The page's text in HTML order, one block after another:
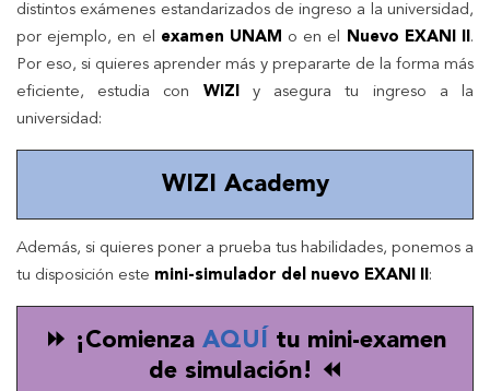
distintos exámenes estandarizados de ingreso a la universidad,
por ejemplo, en el examen UNAM o en el Nuevo EXANI II .
Por eso, si quieres aprender más y prepararte de la forma más
eficiente, estudia con WIZI
y asegura tu ingreso a la
universidad:
WIZI Academy
Además, si quieres poner a prueba tus habilidades, ponemos a
tu disposición este mini-simulador del nuevo EXANI II :
⏩ ¡Comienza AQUÍ tu mini-examen
de simulación! ⏪